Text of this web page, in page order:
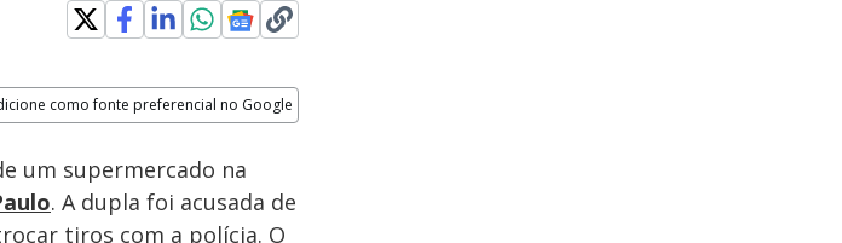
como fonte preferencial no Google
um supermercado na
. A dupla foi acusada de
tiros com a polícia. O